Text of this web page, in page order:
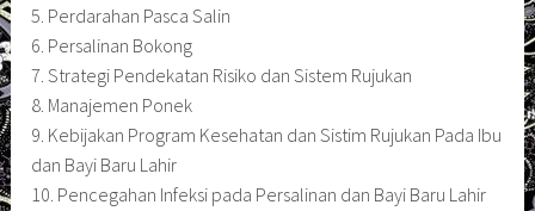
5. Perdarahan Pasca Salin
6. Persalinan Bokong
7. Strategi Pendekatan Risiko dan Sistem Rujukan
8. Manajemen Ponek
9. Kebijakan Program Kesehatan dan Sistim Rujukan Pada Ibu
dan Bayi Baru Lahir
10. Pencegahan Infeksi pada Persalinan dan Bayi Baru Lahir